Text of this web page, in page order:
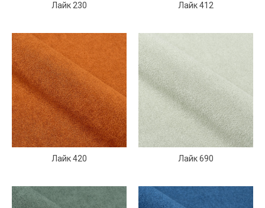
Лайк 230 Лайк 412
Лайк 420 Лайк 690